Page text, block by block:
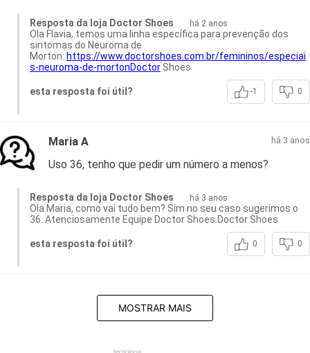
Resposta da loja Doctor Shoes há 2 anos
Ola Flavia, temos uma linha específica para prevenção dos
sintomas do Neuroma de
Morton: https://www.doctorshoes.com.br/femininos/especiai
s-neuroma-de-mortonDoctor Shoes
esta resposta foi útil? -1 0
Maria A há 3 anos
Uso 36, tenho que pedir um número a menos?
Resposta da loja Doctor Shoes há 3 anos
Ola Maria, como vai tudo bem? Sim no seu caso sugerimos o
36. Atenciosamente Equipe Doctor Shoes.Doctor Shoes
esta resposta foi útil? 0 0
MOSTRAR MAIS